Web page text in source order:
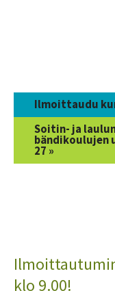
Ilmoittaudu
Soitin- ja
bändikoulujen
27 »
klo 9.00!